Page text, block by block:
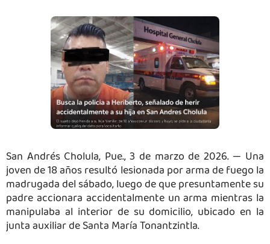
San Andrés Cholula, Pue., 3 de marzo de 2026. — Una
joven de 18 años resultó lesionada por arma de fuego la
madrugada del sábado, luego de que presuntamente su
padre accionara accidentalmente un arma mientras la
manipulaba al interior de su domicilio, ubicado en la
junta auxiliar de Santa María Tonantzintla.